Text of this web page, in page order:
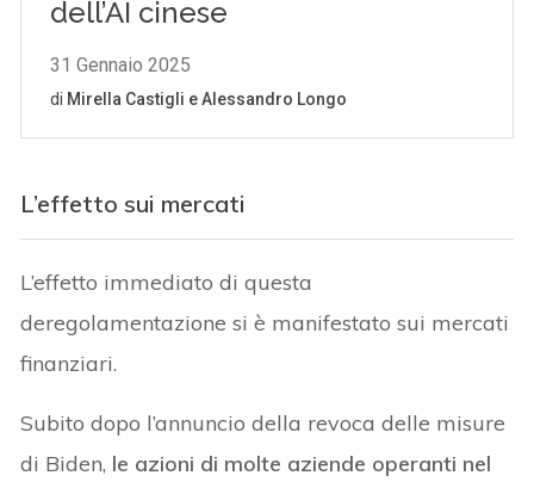
L’effetto sui mercati
L’effetto immediato di questa
deregolamentazione si è manifestato sui mercati
finanziari.
Subito dopo l’annuncio della revoca delle misure
di Biden, le azioni di molte aziende operanti nel